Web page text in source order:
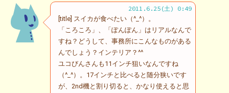
2011.6.25(土) 0:49
[title] スイカが食べたい（^_^）。
「ころころ」、「ぽんぽん」はリアルなんで
すね？どうして、事務所にこんなものがある
んでしょう？インテリア？^^
ユコびんさんも11インチ狙いなんですね
（^_^）。17インチと比べると随分狭いです
が、2nd機と割り切ると、かなり使えると思